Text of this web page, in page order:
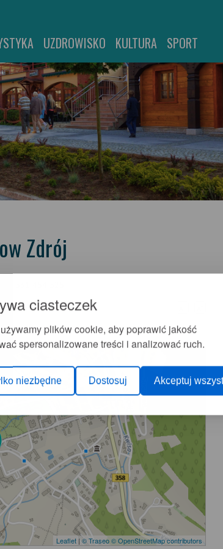
ciasteczek
plików cookie, aby poprawić jakość
spersonalizowane treści i analizować ruch.
niezbędne Dostosuj Akceptuj
UZDROWISKO KULTURA SPORT
Zdrój
Leaflet | © Traseo© OpenStreetMap contributors